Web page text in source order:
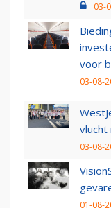
03-
voor
03-08-
vlucht
03-08-
01-08-